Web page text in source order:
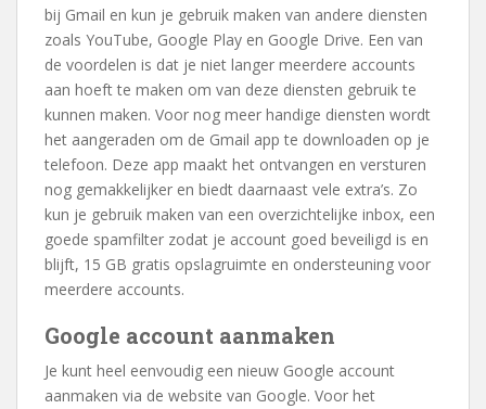
bij Gmail en kun je gebruik maken van andere diensten
zoals YouTube, Google Play en Google Drive. Een van
de voordelen is dat je niet langer meerdere accounts
aan hoeft te maken om van deze diensten gebruik te
kunnen maken. Voor nog meer handige diensten wordt
het aangeraden om de Gmail app te downloaden op je
telefoon. Deze app maakt het ontvangen en versturen
nog gemakkelijker en biedt daarnaast vele extra’s. Zo
kun je gebruik maken van een overzichtelijke inbox, een
goede spamfilter zodat je account goed beveiligd is en
blijft, 15 GB gratis opslagruimte en ondersteuning voor
meerdere accounts.
Google account aanmaken
Je kunt heel eenvoudig een nieuw Google account
aanmaken via de website van Google. Voor het